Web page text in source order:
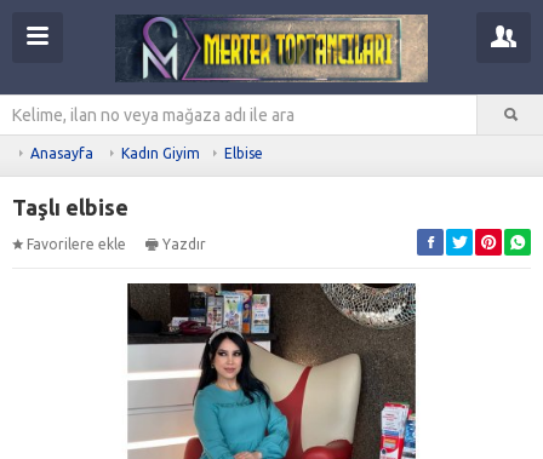
Anasayfa Kadın Giyim Elbise
Taşlı elbise
Favorilere ekle Yazdır